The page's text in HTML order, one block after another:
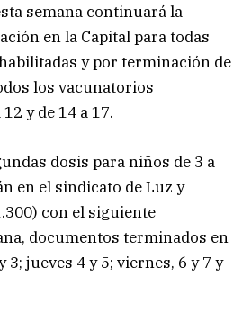
semana continuará la
en la Capital para todas
y por terminación de
los vacunatorios
y de 14 a 17.
dosis para niños de 3 a
en el sindicato de Luz y
con el siguiente
documentos terminados en
3; jueves 4 y 5; viernes, 6 y 7 y